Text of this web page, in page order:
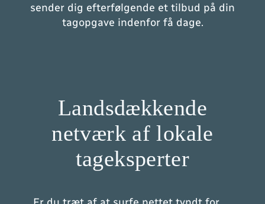
sender dig efterfølgende et tilbud på din
tagopgave indenfor få dage.
Landsdækkende
netværk af lokale
tageksperter